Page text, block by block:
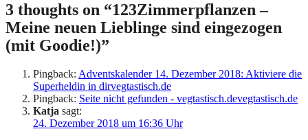
3 thoughts on “123Zimmerpflanzen –
Meine neuen Lieblinge sind eingezogen
(mit Goodie!)”
Pingback: Adventskalender 14. Dezember 2018: Aktiviere die
Superheldin in dirvegtastisch.de
Pingback: Seite nicht gefunden - vegtastisch.devegtastisch.de
Katja sagt:
24. Dezember 2018 um 16:36 Uhr